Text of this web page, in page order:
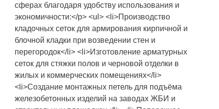
сферах благодаря удобству использования и
экономичности:</p> <ul> <li>Производство
кладочных сеток для армирования кирпичной и
блочной кладки при возведении стен и
перегородок</li> <li>Изготовление арматурных
сеток для стяжки полов и черновой отделки в
жилых и коммерческих помещениях</li>
<li>Создание монтажных петель для подъёма
железобетонных изделий на заводах ЖБИ и